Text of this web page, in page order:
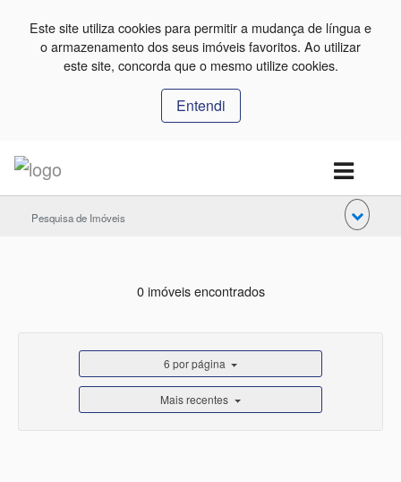
Este site utiliza cookies para permitir a mudança de língua e
o armazenamento dos seus imóveis favoritos. Ao utilizar
este site, concorda que o mesmo utilize cookies.
Entendi
Pesquisa de Imóveis
0 imóveis encontrados
6 por página
Mais recentes